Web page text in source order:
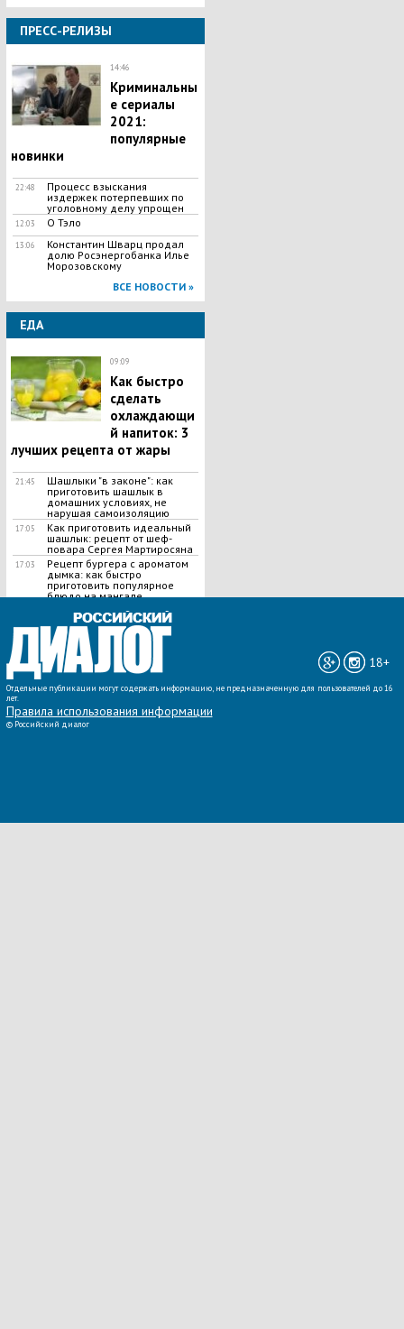
ПРЕСС-РЕЛИЗЫ
14:46
Криминальны
е сериалы
2021:
популярные
новинки
22:48
Процесс взыскания
издержек потерпевших по
уголовному делу упрощен
12:03 О Тэло
13:06
Константин Шварц продал
долю Росэнергобанка Илье
Морозовскому
ВСЕ НОВОСТИ »
ЕДА
09:09
Как быстро
сделать
охлаждающи
й напиток: 3
лучших рецепта от жары
21:45
Шашлыки "в законе": как
приготовить шашлык в
домашних условиях, не
нарушая самоизоляцию
17:05
Как приготовить идеальный
шашлык​: рецепт от шеф-
повара Сергея Мартиросяна
17:03
Рецепт бургера с ароматом
дымка: как быстро
приготовить популярное
блюдо на мангале
ВСЕ НОВОСТИ »
18+
Отдельные публикации могут содержать информацию, не предназначенную для пользователей до 16
лет.
Правила использования информации
© Российский диалог